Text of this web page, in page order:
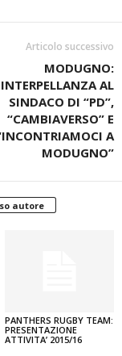
Articolo successivo
MODUGNO:
INTERPELLANZA AL
SINDACO DI “PD”,
“CAMBIAVERSO” E
A
MODUGNO”
autore
PANTHERS RUGBY TEAM:
PRESENTAZIONE
ATTIVITA’ 2015/16